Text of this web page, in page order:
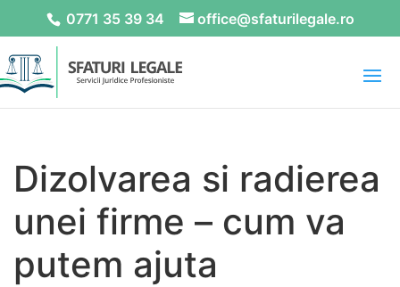
0771 35 39 34 office@sfaturilegale.ro
Dizolvarea si radierea
unei firme – cum va
putem ajuta